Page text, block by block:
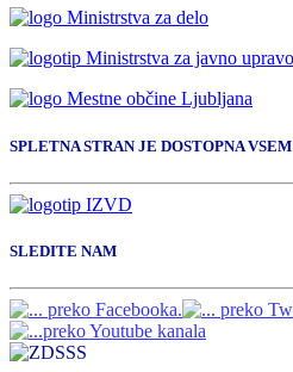
SPLETNA STRAN JE DOSTOPNA VSEM
SLEDITE NAM